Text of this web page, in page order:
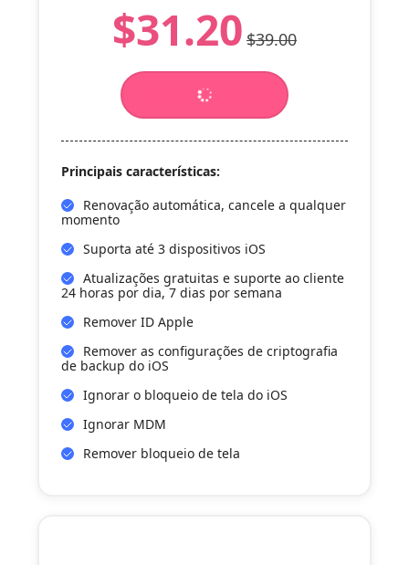
$31.20 $39.00
Comprar agora
Principais características:
Renovação automática, cancele a qualquer
momento
Suporta até 3 dispositivos iOS
Atualizações gratuitas e suporte ao cliente
24 horas por dia, 7 dias por semana
Remover ID Apple
Remover as configurações de criptografia
de backup do iOS
Ignorar o bloqueio de tela do iOS
Ignorar MDM
Remover bloqueio de tela